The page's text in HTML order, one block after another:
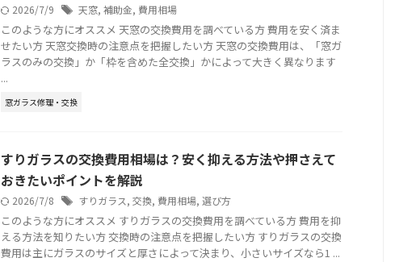
2026/7/9 天窓, 補助金, 費用相場
このような方にオススメ 天窓の交換費用を調べている方 費用を安く済ま
せたい方 天窓交換時の注意点を把握したい方 天窓の交換費用は、「窓ガ
ラスのみの交換」か「枠を含めた全交換」かによって大きく異なります
...
窓ガラス修理・交換
すりガラスの交換費用相場は？安く抑える方法や押さえて
おきたいポイントを解説
2026/7/8 すりガラス, 交換, 費用相場, 選び方
このような方にオススメ すりガラスの交換費用を調べている方 費用を抑
える方法を知りたい方 交換時の注意点を把握したい方 すりガラスの交換
費用は主にガラスのサイズと厚さによって決まり、小さいサイズなら1 ...